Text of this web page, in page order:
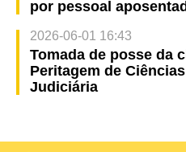
por pessoal
2026-06-01 16:43
Tomada de posse da
Peritagem de
Judiciária